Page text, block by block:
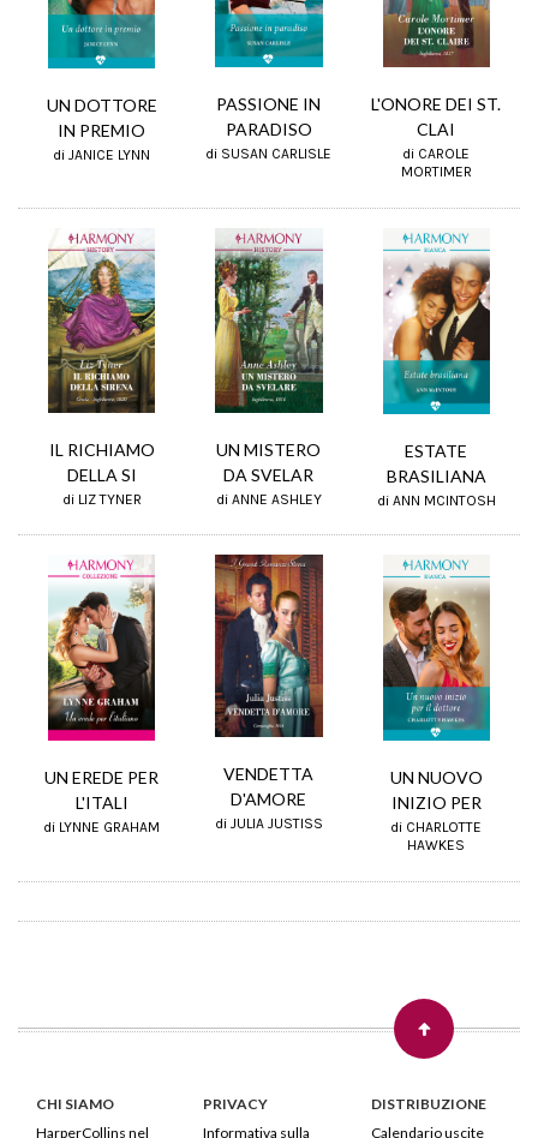
UN DOTTORE
IN PREMIO
di JANICE LYNN
PASSIONE IN
PARADISO
di SUSAN CARLISLE
L'ONORE DEI ST.
CLAI
di CAROLE
MORTIMER
IL RICHIAMO
DELLA SI
di LIZ TYNER
UN MISTERO
DA SVELAR
di ANNE ASHLEY
ESTATE
BRASILIANA
di ANN MCINTOSH
UN EREDE PER
L'ITALI
di LYNNE GRAHAM
VENDETTA
D'AMORE
di JULIA JUSTISS
UN NUOVO
INIZIO PER
di CHARLOTTE
HAWKES
CHI SIAMO
HarperCollins nel
PRIVACY
Informativa sulla
DISTRIBUZIONE
Calendario uscite